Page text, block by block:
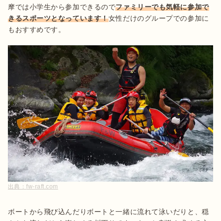
摩では小学生から参加できるのでファミリーでも気軽に参加で
きるスポーツとなっています！女性だけのグループでの参加に
もおすすめです。
出典：fw-raft.com
ボートから飛び込んだりボートと一緒に流れて泳いだりと、穏